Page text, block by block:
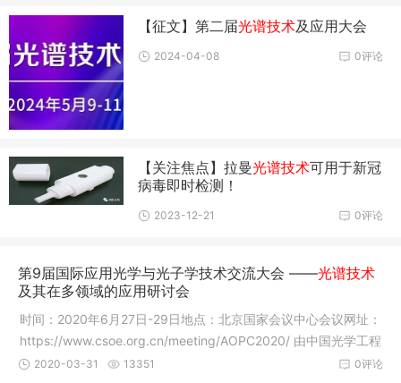
【征文】第二届光谱技术及应用大会
0评论
2024-04-08
【关注焦点】拉曼光谱技术可用于新冠
病毒即时检测！
0评论
2023-12-21
第9届国际应用光学与光子学技术交流大会 ——光谱技术
及其在多领域的应用研讨会
​时间：2020年6月27日-29日地点：北京国家会议中心会议网址：
https://www.csoe.org.cn/meeting/AOPC2020/ 由中国光学工程
学会（
0评论
2020-03-31 13351